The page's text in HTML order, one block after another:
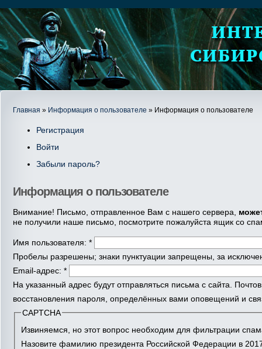
Главная » Информация о пользователе » Информация о пользователе
Регистрация
Войти
Забыли пароль?
Информация о пользователе
Внимание! Письмо, отправленное Вам с нашего сервера,
не получили наше письмо, посмотрите пожалуйста ящик со
Имя пользователя: *
Пробелы разрешены; знаки пунктуации запрещены, за
Email-адрес: *
На указанный адрес будут отправляться письма с сайта.
восстановления пароля, определённых вами оповещений и
CAPTCHA
Извиняемся, но этот вопрос необходим для фильтрации
Назовите фамилию президента Российской Федерации в